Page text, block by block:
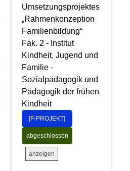
Umsetzungsprojektes
„Rahmenkonzeption
Familienbildung“
Fak. 2 - Institut
Kindheit, Jugend und
Familie -
Sozialpädagogik und
Pädagogik der frühen
Kindheit
[F-PROJEKT]
abgeschlossen
anzeigen